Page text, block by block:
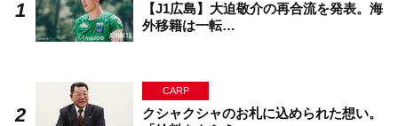
【J1広島】大迫敬介の再合流を発表。海
外移籍は一転…
CARP
クシャクシャのお札に込められた想い。